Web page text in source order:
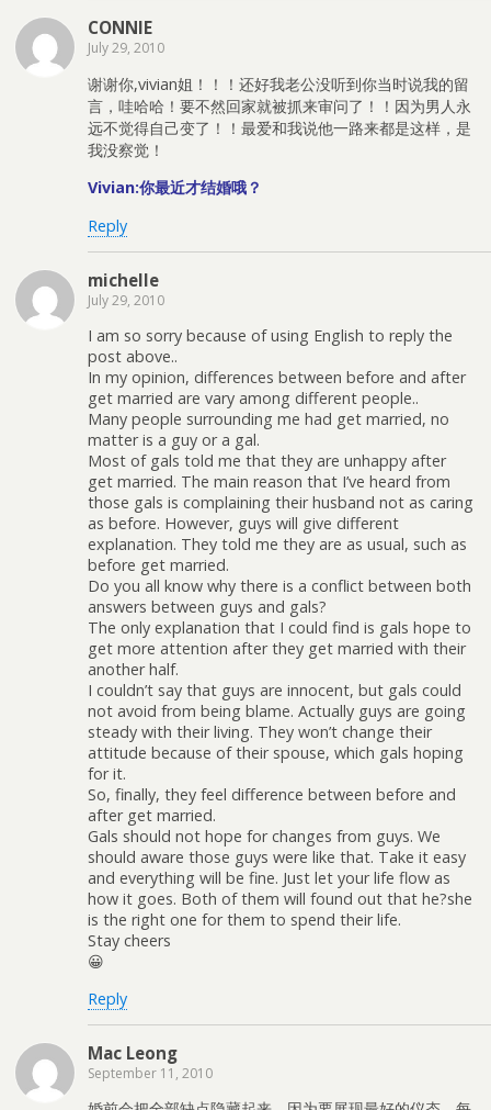
CONNIE
July 29, 2010
谢谢你,vivian姐！！！还好我老公没听到你当时说我的留
言，哇哈哈！要不然回家就被抓来审问了！！因为男人永
远不觉得自己变了！！最爱和我说他一路来都是这样，是
我没察觉！
Vivian:你最近才结婚哦？
Reply
michelle
July 29, 2010
I am so sorry because of using English to reply the
post above..
In my opinion, differences between before and after
get married are vary among different people..
Many people surrounding me had get married, no
matter is a guy or a gal.
Most of gals told me that they are unhappy after
get married. The main reason that I’ve heard from
those gals is complaining their husband not as caring
as before. However, guys will give different
explanation. They told me they are as usual, such as
before get married.
Do you all know why there is a conflict between both
answers between guys and gals?
The only explanation that I could find is gals hope to
get more attention after they get married with their
another half.
I couldn’t say that guys are innocent, but gals could
not avoid from being blame. Actually guys are going
steady with their living. They won’t change their
attitude because of their spouse, which gals hoping
for it.
So, finally, they feel difference between before and
after get married.
Gals should not hope for changes from guys. We
should aware those guys were like that. Take it easy
and everything will be fine. Just let your life flow as
how it goes. Both of them will found out that he?she
is the right one for them to spend their life.
Stay cheers
😀
Reply
Mac Leong
September 11, 2010